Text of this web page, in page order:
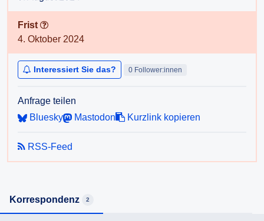
Hochrisiko-Gefährder in Österreich"
Der Verfassungsschutz spricht von einer mittleren
zweistelligen Zahl, Stockhammer: "Es sind wohl etwa 70
Hochrisiko-Gefährder in Österreich, die unmittelbar Gewalt
anwenden würden." Die Dunkelziffer – so der Experte –
sind.
https://www.heute.at/s/terror-alarm-70-…
Österreich.
Die Dunkelziffer liegt höher. Schätzungen variieren stark
Seit 18. Oktober 2023 ist die Terrorwarnstufe durchgehend
Frist
4. Oktober 2024
Interessiert Sie das? 0 Follower:innen
Anfrage teilen
Bluesky
Mastodon Kurzlink kopieren
RSS-Feed
Korrespondenz 2